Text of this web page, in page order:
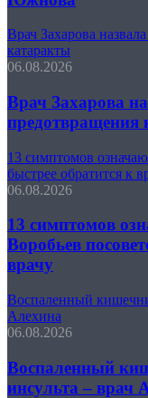
Врач Захарова
катаракты
06.08.2026
Врач Захарова
предотвращения
13 симптомов
быстрее обратится к
06.08.2026
13 симптомов
Воробьев
врачу
Воспаленный
Алехина
06.08.2026
Воспаленный
инсульта – врач